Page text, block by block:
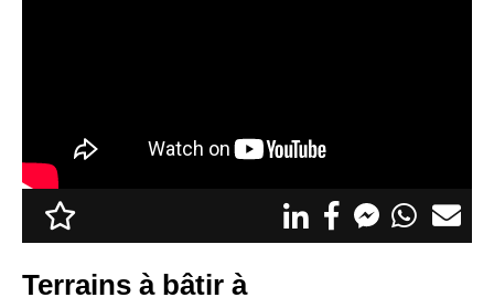
Terrains à bâtir à